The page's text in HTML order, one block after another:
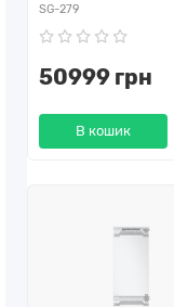
SG-279
50999 грн
В кошик